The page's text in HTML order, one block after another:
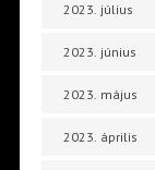
2023. július
2023. június
2023. május
2023. április